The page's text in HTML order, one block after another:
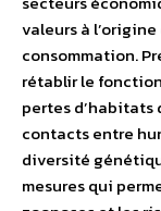
valeurs à
consommation.
rétablir le
pertes d’habitats
contacts entre
diversité
mesures qui